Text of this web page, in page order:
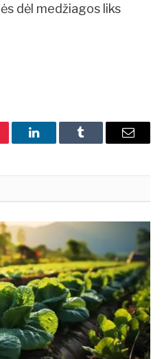
dėl medžiagos liks
LinkedInTumblr Email